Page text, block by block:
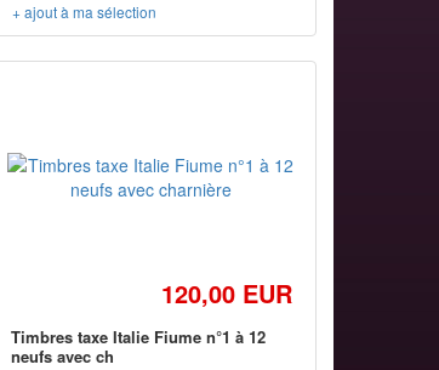
+ ajout à ma sélection
120,00 EUR
Timbres taxe Italie Fiume n°1 à 12
neufs avec ch